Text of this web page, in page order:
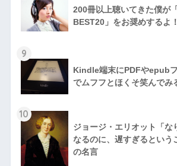
200冊以上聴いてきた僕が
BEST20」をお奨めするよ！
9
Kindle端末にPDFやepub
でムフフとほくそ笑んでみ
10
ジョージ・エリオット「な
なるのに、遅すぎるという
の名言